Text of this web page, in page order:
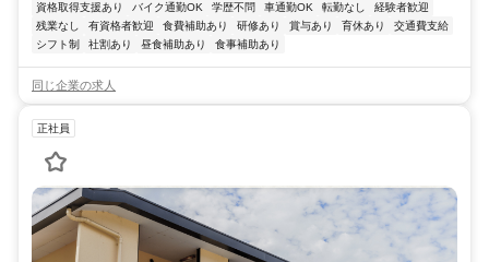
資格取得支援あり バイク通勤OK 学歴不問 車通勤OK 転勤なし
経験者歓迎
残業なし
有資格者歓迎 食費補助あり 研修あり 賞与あり 育休あり
交通費支給
シフト制
社割あり 昼食補助あり 食事補助あり
同じ企業の求人
正社員